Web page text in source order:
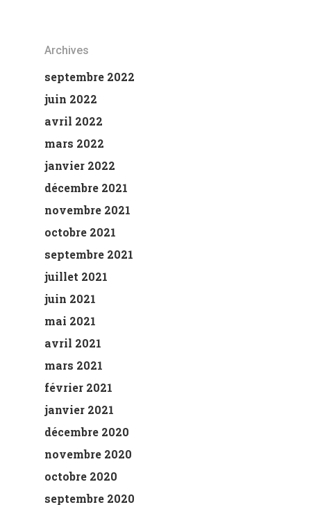
Archives
septembre 2022
juin 2022
avril 2022
mars 2022
janvier 2022
décembre 2021
novembre 2021
octobre 2021
septembre 2021
juillet 2021
juin 2021
mai 2021
avril 2021
mars 2021
février 2021
janvier 2021
décembre 2020
novembre 2020
octobre 2020
septembre 2020